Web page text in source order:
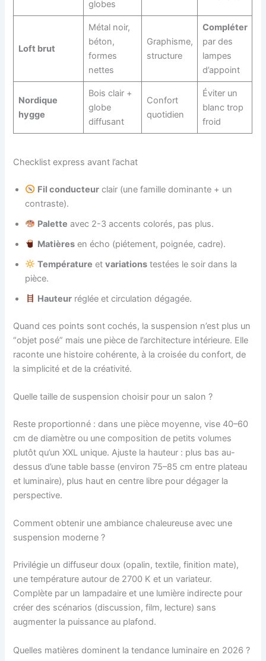
globes
Loft brut
Métal noir,
béton,
formes
nettes
Graphisme,
structure
Compléter
par des
lampes
d’appoint
Nordique
hygge
Bois clair +
globe
diffusant
Confort
quotidien
Éviter un
blanc trop
froid
Checklist express avant l’achat
Fil conducteur clair (une famille dominante + un
contraste).
Palette avec 2-3 accents colorés, pas plus.
Matières en écho (piétement, poignée, cadre).
Température etvariations testées le soir dans la
pièce.
Hauteur réglée et circulation dégagée.
Quand ces points sont cochés, la suspension n’est plus un
“objet posé” mais une pièce de l’architecture intérieure. Elle
raconte une histoire cohérente, à la croisée du confort, de
la simplicité et de la créativité.
Quelle taille de suspension choisir pour un salon ?
Reste proportionné : dans une pièce moyenne, vise 40–60
cm de diamètre ou une composition de petits volumes
plutôt qu’un XXL unique. Ajuste la hauteur : plus bas au-
dessus d’une table basse (environ 75–85 cm entre plateau
et luminaire), plus haut en centre libre pour dégager la
perspective.
Comment obtenir une ambiance chaleureuse avec une
suspension moderne ?
Privilégie un diffuseur doux (opalin, textile, finition mate),
une température autour de 2700 K et un variateur.
Complète par un lampadaire et une lumière indirecte pour
créer des scénarios (discussion, film, lecture) sans
augmenter la puissance au plafond.
Quelles matières dominent la tendance luminaire en 2026 ?